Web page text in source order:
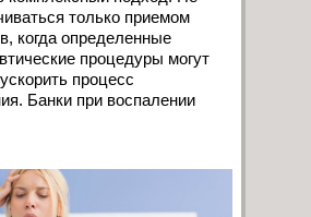
только приемом
когда определенные
процедуры могут
процесс
Банки при воспалении